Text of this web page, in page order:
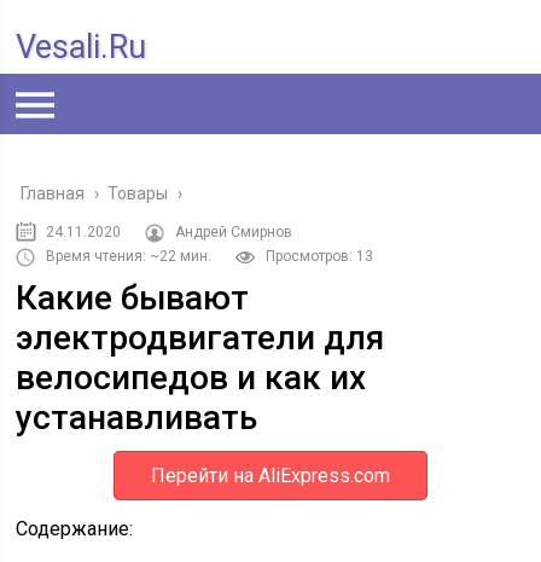
Vesali.ru
Главная › Товары ›
24.11.2020
Андрей Смирнов
Время чтения: ~22 мин.
Просмотров: 13
Какие бывают
электродвигатели для
велосипедов и как их
устанавливать
Перейти на AliExpress.com
Содержание: